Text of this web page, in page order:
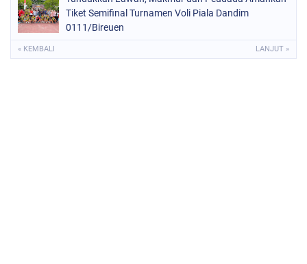
Tiket Semifinal Turnamen Voli Piala Dandim
0111/Bireuen
« KEMBALI LANJUT »